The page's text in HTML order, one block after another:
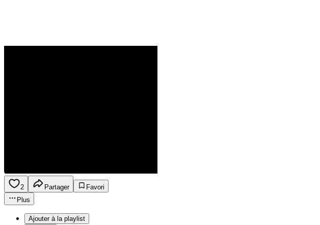
2 Partager
Favori
Plus
Ajouter à la playlist